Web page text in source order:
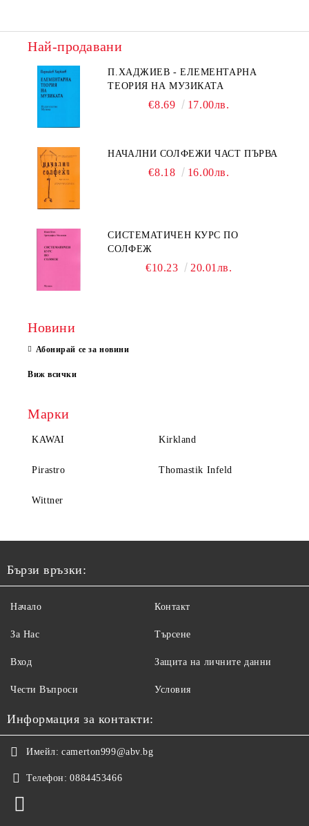
Най-продавани
П.ХАДЖИЕВ - ЕЛЕМЕНТАРНА
ТЕОРИЯ НА МУЗИКАТА
€8.69 17.00лв.
НАЧАЛНИ СОЛФЕЖИ ЧАСТ ПЪРВА
€8.18 16.00лв.
СИСТЕМАТИЧЕН КУРС ПО
СОЛФЕЖ
€10.23 20.01лв.
Новини
Абонирай се за новини
Виж всички
Марки
KAWAI Kirkland
Pirastro Thomastik Infeld
Wittner
Бързи връзки:
Начало
За Нас
Вход
Чести Въпроси
Контакт
Търсене
Защита на личните данни
Условия
Информация за контакти:
Имейл: camerton999@abv.bg
Телефон: 0884453466